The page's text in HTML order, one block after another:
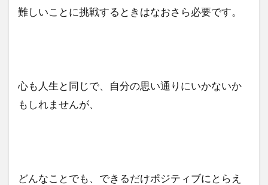
難しいことに挑戦するときはなおさら必要です。
心も人生と同じで、自分の思い通りにいかないか
もしれませんが、
どんなことでも、できるだけポジティブにとらえ